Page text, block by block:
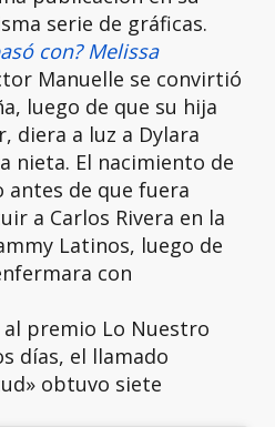
serie de gráficas.
con? Melissa
Manuelle se convirtió
luego de que su hija
diera a luz a Dylara
nieta. El nacimiento de
de que fuera
a Carlos Rivera en la
Latinos, luego de
con
al premio Lo Nuestro
días, el llamado
obtuvo siete